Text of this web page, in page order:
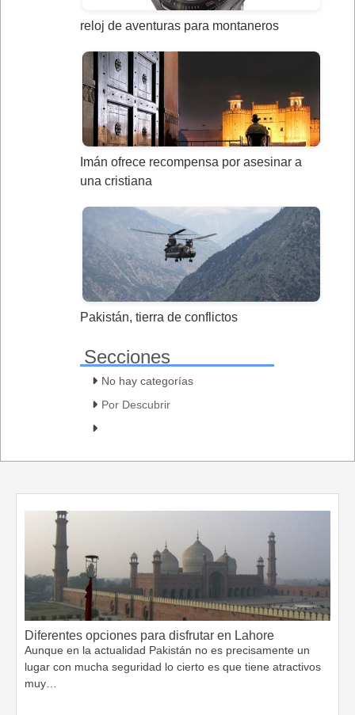
reloj de aventuras para montaneros
Imán ofrece recompensa por asesinar a
una cristiana
Pakistán, tierra de conflictos
Secciones
No hay categorías
Por Descubrir
Diferentes opciones para disfrutar en Lahore
Aunque en la actualidad Pakistán no es precisamente un
lugar con mucha seguridad lo cierto es que tiene atractivos
muy…